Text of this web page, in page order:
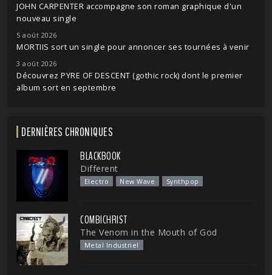
JOHN CARPENTER accompagne son roman graphique d'un
nouveau single
5 août 2026
MORTIIS sort un single pour annoncer ses tournées à venir
3 août 2026
Découvrez PYRE OF DESCENT (gothic rock) dont le premier
album sort en septembre
DERNIÈRES CHRONIQUES
BLACKBOOK
Different
Electro New Wave Synthpop
COMBICHRIST
The Venom in the Mouth of God
Metal Industriel